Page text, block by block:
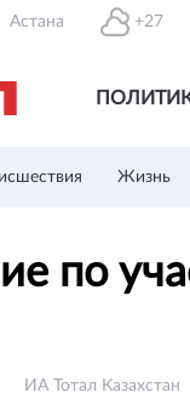
Астана +27
Жизнь
по
ИА Тотал Казахстан